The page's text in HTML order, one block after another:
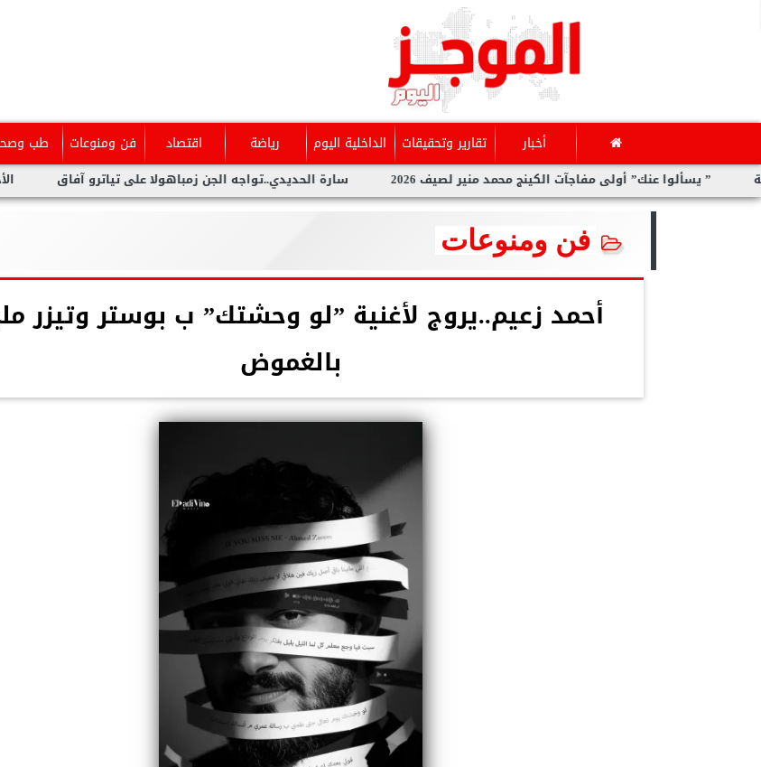
أخبار تقارير وتحقيقات الداخلية اليوم رياضة اقتصاد فن ومنوعات طب
الأحد سارة الحديدي..تواجه الجن زمباهولا على تياترو آفاق يسألوا عنك” أولى مفاجآت الكينج محمد منير لصيف 2026
فن ومنوعات
أحمد زعيم..يروج لأغنية ”لو وحشتك” ب بوستر وتيزر
بالغموض